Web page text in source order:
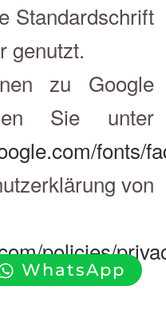
Standardschrift
genutzt.
zu Google
Sie unter
fonts/
von
policies/
WhatsApp